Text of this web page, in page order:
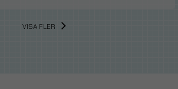
VISA FLER